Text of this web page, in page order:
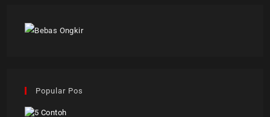
Popular Pos